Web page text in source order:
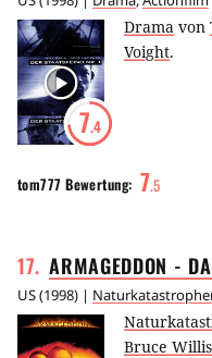
7.4
Drama von
Voight.
tom777 Bewertung: 7.5
17. ARMAGEDDON -
US(1998) |
Bruce Willis